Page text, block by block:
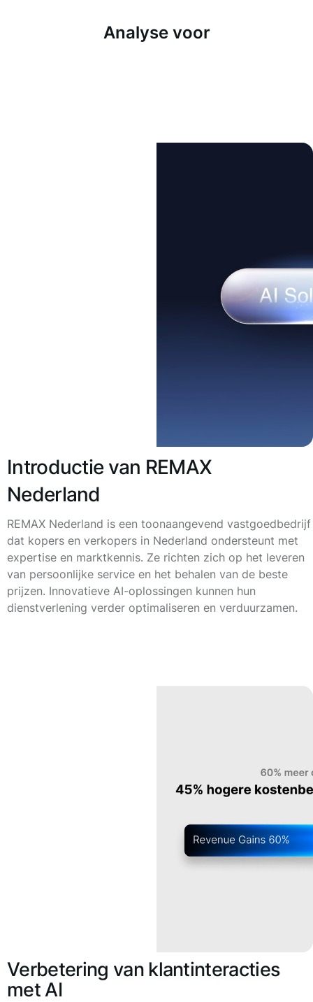
Analyse voor
Introductie van REMAX
Nederland
REMAX Nederland is een toonaangevend vastgoedbedrijf
dat kopers en verkopers in Nederland ondersteunt met
expertise en marktkennis. Ze richten zich op het leveren
van persoonlijke service en het behalen van de beste
prijzen. Innovatieve AI-oplossingen kunnen hun
dienstverlening verder optimaliseren en verduurzamen.
Verbetering van klantinteracties
met AI